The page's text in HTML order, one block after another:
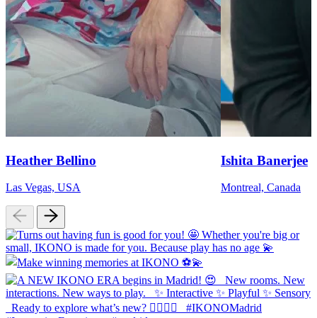
Heather Bellino
Las Vegas, USA
Ishita Banerjee
Montreal, Canada